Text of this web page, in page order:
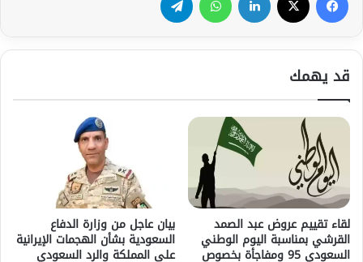
قد يهمك
لقاء تقييم عروض عبد الصمد
القرشي بمناسبة اليوم الوطني
السعودي 95 ومفاجأة بخصوص
بيان عاجل من وزارة الدفاع
السعودية بشأن الهجمات الإيرانية
على المملكة والرد السعودي